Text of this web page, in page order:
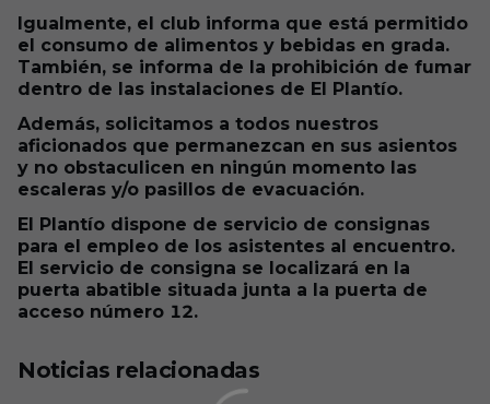
Igualmente, el club informa que está permitido
el consumo de alimentos y bebidas en grada.
También, se informa de la prohibición de fumar
dentro de las instalaciones de El Plantío.
Además, solicitamos a todos nuestros
aficionados que permanezcan en sus asientos
y no obstaculicen en ningún momento las
escaleras y/o pasillos de evacuación.
El Plantío dispone de servicio de consignas
para el empleo de los asistentes al encuentro.
El servicio de consigna se localizará en la
puerta abatible situada junta a la puerta de
acceso número 12.
Noticias relacionadas